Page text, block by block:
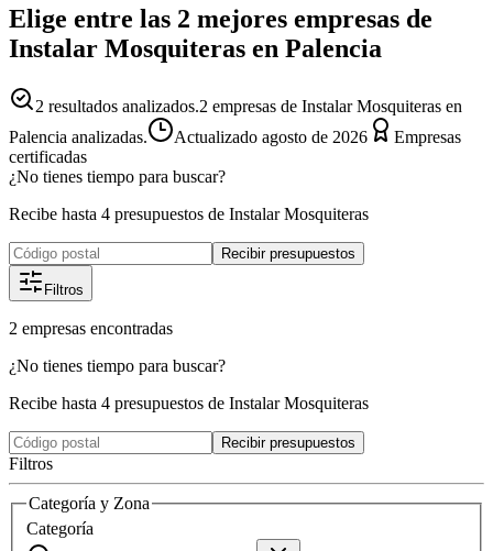
Elige entre las 2 mejores empresas de
Instalar Mosquiteras en Palencia
2 resultados analizados.2 empresas de Instalar Mosquiteras en
Palencia analizadas.
Actualizado agosto de 2026
Empresas
certificadas
¿No tienes tiempo para buscar?
Recibe hasta 4 presupuestos de Instalar Mosquiteras
Recibir presupuestos
Filtros
2 empresas encontradas
¿No tienes tiempo para buscar?
Recibe hasta 4 presupuestos de Instalar Mosquiteras
Recibir presupuestos
Filtros
Categoría y Zona
Categoría